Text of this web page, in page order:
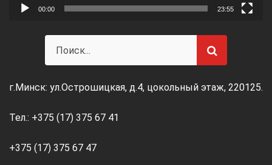
00:00 23:55
г.Минск: ул.Острошицкая, д.4, цокольный этаж, 220125.
Тел.: +375 (17) 375 67 41
+375 (17) 375 67 47